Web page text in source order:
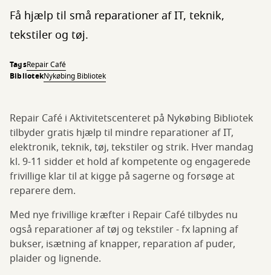
Få hjælp til små reparationer af IT, teknik,
tekstiler og tøj.
TagsRepair Café
BibliotekNykøbing Bibliotek
Repair Café i Aktivitetscenteret på Nykøbing Bibliotek
tilbyder gratis hjælp til mindre reparationer af IT,
elektronik, teknik, tøj, tekstiler og strik. Hver mandag
kl. 9-11 sidder et hold af kompetente og engagerede
frivillige klar til at kigge på sagerne og forsøge at
reparere dem.
Med nye frivillige kræfter i Repair Café tilbydes nu
også reparationer af tøj og tekstiler - fx lapning af
bukser, isætning af knapper, reparation af puder,
plaider og lignende.